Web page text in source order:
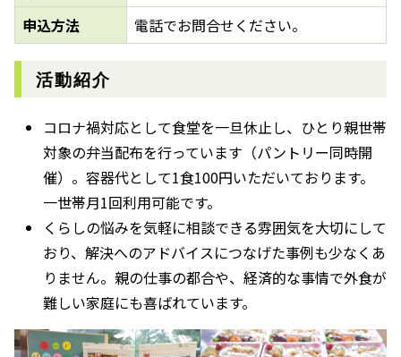
申込方法 電話でお問合せください。
活動紹介
コロナ禍対応として食堂を一旦休止し、ひとり親世帯
対象の弁当配布を行っています（パントリー同時開
催）。容器代として1食100円いただいております。
一世帯月1回利用可能です。
くらしの悩みを気軽に相談できる雰囲気を大切にして
おり、解決へのアドバイスにつなげた事例も少なくあ
りません。親の仕事の都合や、経済的な事情で外食が
難しい家庭にも喜ばれています。